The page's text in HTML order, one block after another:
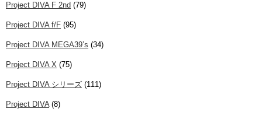
Project DIVA F 2nd (79)
Project DIVA f/F (95)
Project DIVA MEGA39’s (34)
Project DIVA X (75)
Project DIVA シリーズ (111)
Project DIVA(8)